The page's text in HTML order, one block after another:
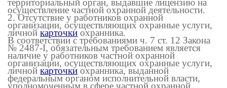
территориальный орган, выдавшие лицензию на
осуществление частной охранной деятельности.
2. Отсутствие у работников охранной
организации, осуществляющих охранные услуги,
личной карточки охранника.
В соответствии с требованиями ч. 7 ст. 12 Закона
№ 2487-I, обязательным требованием является
наличие у работников частной охранной
организации, осуществляющих охранные услуги,
личной карточки охранника, выданной
федеральным органом исполнительной власти,
уполномоченным в сфере частной охранной